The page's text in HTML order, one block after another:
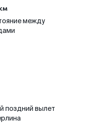
между
поздний вылет